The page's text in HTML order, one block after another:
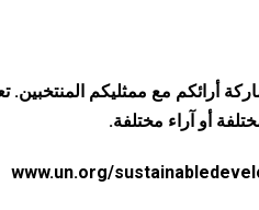
أرائكم مع ممثليكم المنتخبين.
أو آراء مختلفة.
www.un.org/